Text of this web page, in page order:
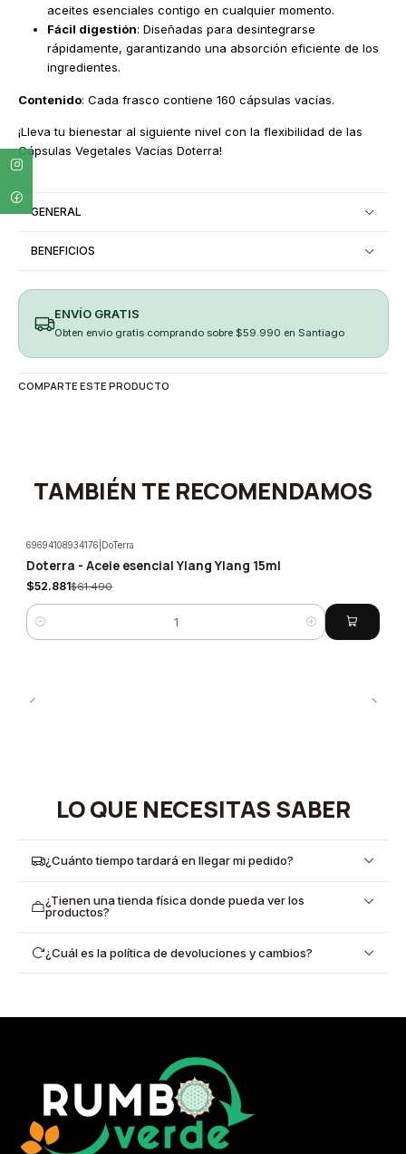
aceites esenciales contigo en cualquier momento.
Fácil digestión: Diseñadas para desintegrarse
rápidamente, garantizando una absorción eficiente de los
ingredientes.
Contenido: Cada frasco contiene 160 cápsulas vacías.
¡Lleva tu bienestar al siguiente nivel con la flexibilidad de las
Cápsulas Vegetales Vacías Doterra!
GENERAL
BENEFICIOS
ENVÍO GRATIS
Obten envio gratis comprando sobre $59.990 en Santiago
COMPARTE ESTE PRODUCTO
TAMBIÉN TE RECOMENDAMOS
-14%
69694108934176 DoTerra
Doterra - Aceie esencial Ylang Ylang 15ml
$52.881$61.490
Cantidad
LO QUE NECESITAS SABER
¿Cuánto tiempo tardará en llegar mi pedido?
¿Tienen una tienda física donde pueda ver los
productos?
¿Cuál es la política de devoluciones y cambios?